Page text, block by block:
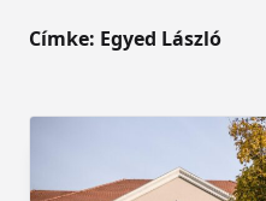
Címke: Egyed László